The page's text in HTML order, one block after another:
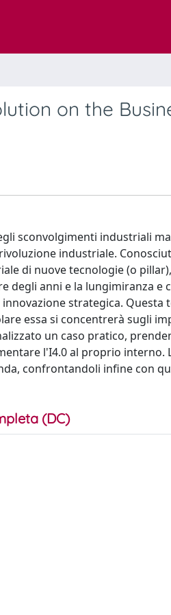
on the
sconvolgimenti industriali
industriale.
di nuove tecnologie (o
degli anni e la lungimiranza e
strategica. Questa
essa si concentrerà sugli
un caso pratico,
l'I4.0 al proprio
confrontandoli infine con
(DC)